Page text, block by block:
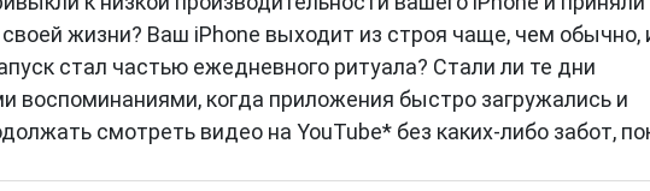
своей жизни? Ваш iPhone выходит из строя чаще, чем обычно,
стал частью ежедневного ритуала? Стали ли те дни
воспоминаниями, когда приложения быстро загружались и
смотреть видео на YouTube* без каких-либо забот,